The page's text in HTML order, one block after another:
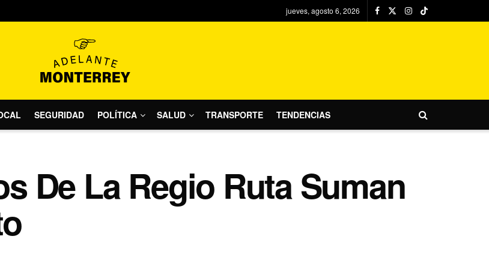
jueves, agosto 6, 2026
SEGURIDAD POLÍTICA SALUD TRANSPORTE TENDENCIAS
De La Regio Ruta Suman